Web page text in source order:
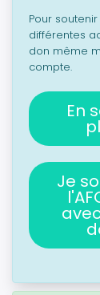
Pour
différentes
don même
compte.
En
Je